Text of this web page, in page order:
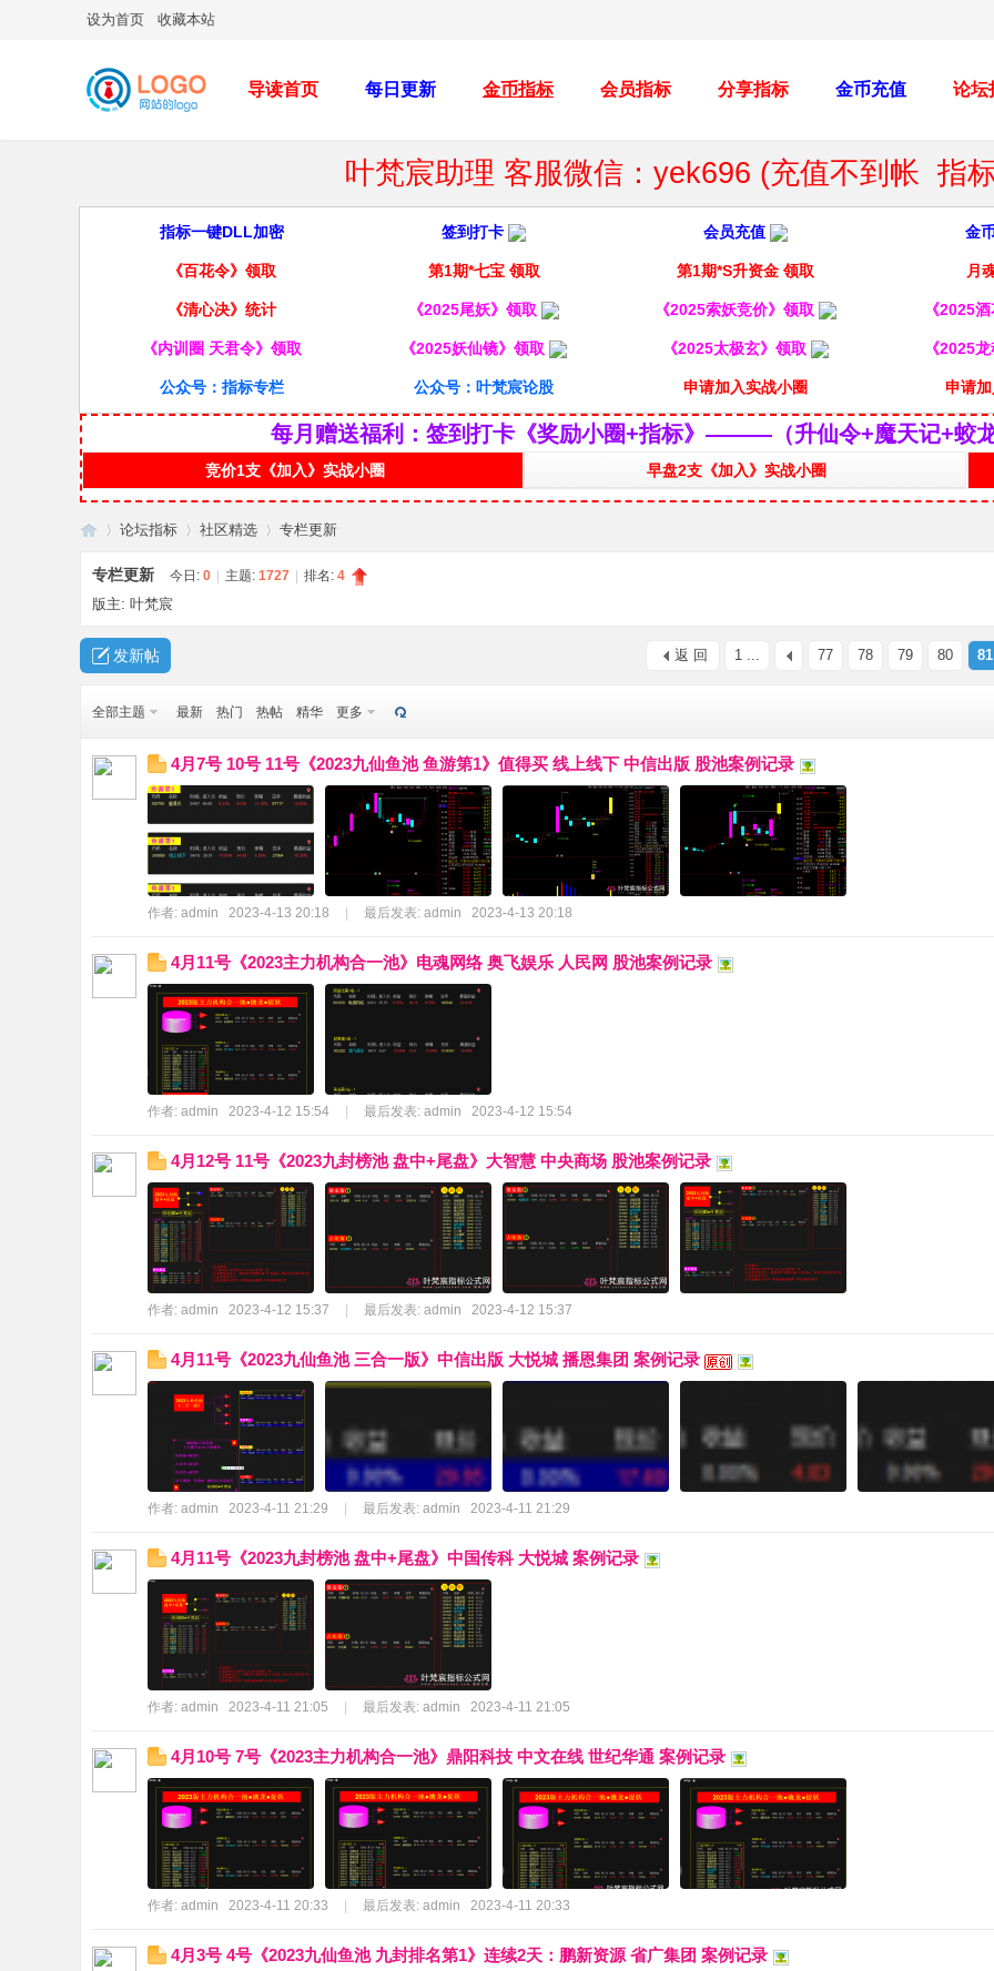
设为首页 收藏本站
导读首页 每日更新 金币指标 会员指标 分享指标 金币充值 论坛
叶梵宸助理 客服微信：yek696 (充值不到帐 指标
指标一键DLL加密 签到打卡 会员充值 金
《百花令》领取 第1期*七宝 领取 第1期*S升资金 领取 月
《清心决》统计 《2025尾妖》领取 《2025索妖竞价》领取 《2025
《内训圈 天君令》领取 《2025妖仙镜》领取 《2025太极玄》领取 《2025
公众号：指标专栏 公众号：叶梵宸论股 申请加入实战小圈 申请
每月赠送福利：签到打卡《奖励小圈+指标》———（升仙令+魔天记+蛟龙
竞价1支《加入》实战小圈 早盘2支《加入》实战小圈
论坛指标 社区精选 专栏更新
专栏更新 今日: 0 主题: 1727 排名: 4
版主: 叶梵宸
1 ... 77 78 79 80 81
返 回
发新帖
全部主题 最新 热门 热帖 精华 更多
4月7号 10号 11号《2023九仙鱼池 鱼游第1》值得买 线上线下 中信出版 股池案例记录
作者: admin 2023-4-13 20:18 最后发表: admin 2023-4-13 20:18
4月11号《2023主力机构合一池》电魂网络 奥飞娱乐 人民网 股池案例记录
作者: admin 2023-4-12 15:54 最后发表: admin 2023-4-12 15:54
4月12号 11号《2023九封榜池 盘中+尾盘》大智慧 中央商场 股池案例记录
作者: admin 2023-4-12 15:37 最后发表: admin 2023-4-12 15:37
4月11号《2023九仙鱼池 三合一版》中信出版 大悦城 播恩集团 案例记录
作者: admin 2023-4-11 21:29 最后发表: admin 2023-4-11 21:29
4月11号《2023九封榜池 盘中+尾盘》中国传科 大悦城 案例记录
作者: admin 2023-4-11 21:05 最后发表: admin 2023-4-11 21:05
4月10号 7号《2023主力机构合一池》鼎阳科技 中文在线 世纪华通 案例记录
作者: admin 2023-4-11 20:33 最后发表: admin 2023-4-11 20:33
4月3号 4号《2023九仙鱼池 九封排名第1》连续2天：鹏新资源 省广集团 案例记录